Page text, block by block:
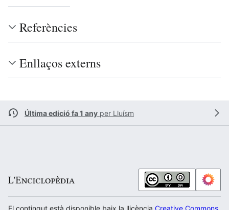
Referències
Enllaços externs
Última edició fa 1 any per Lluísm
El contingut està disponible baix la llicència Creative Commons